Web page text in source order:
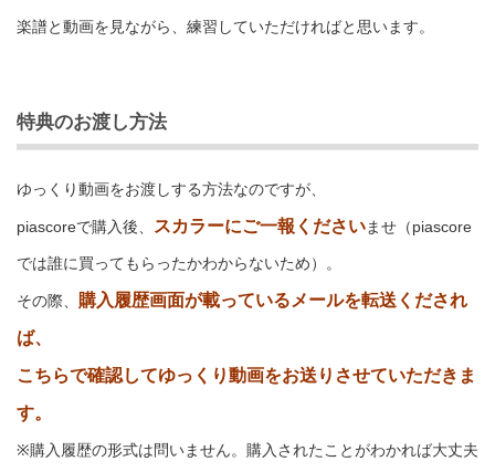
楽譜と動画を見ながら、練習していただければと思います。
特典のお渡し方法
ゆっくり動画をお渡しする方法なのですが、
piascoreで購入後、 スカラーにご一報くださいませ（piascore
では誰に買ってもらったかわからないため）。
その際、 購入履歴画面が載っているメールを転送くだされ
ば、
こちらで確認してゆっくり動画をお送りさせていただきま
す。
※購入履歴の形式は問いません。購入されたことがわかれば大丈夫